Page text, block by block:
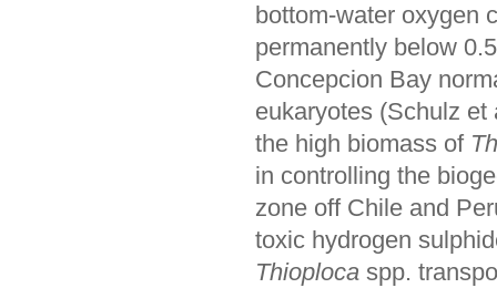
bottom-water oxygen
permanently below
Concepcion Bay
eukaryotes (Schulz
the high biomass of
in controlling the
zone off Chile and
toxic hydrogen
Thioploca spp.